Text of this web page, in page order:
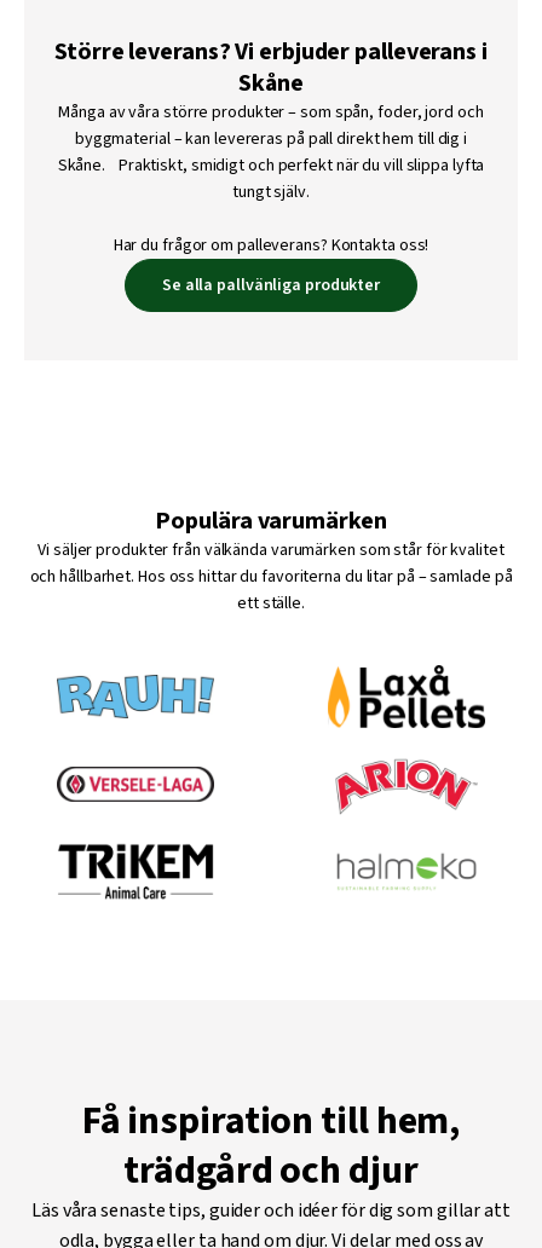
Större leverans? Vi erbjuder palleverans i
Skåne
Många av våra större produkter – som spån, foder, jord och
byggmaterial – kan levereras på pall direkt hem till dig i
Skåne. Praktiskt, smidigt och perfekt när du vill slippa lyfta
tungt själv.
Har du frågor om palleverans? Kontakta oss!
Se alla pallvänliga produkter
Populära varumärken
Vi säljer produkter från välkända varumärken som står för kvalitet
och hållbarhet. Hos oss hittar du favoriterna du litar på – samlade på
ett ställe.
Få inspiration till hem,
trädgård och djur
Läs våra senaste tips, guider och idéer för dig som gillar att
odla, bygga eller ta hand om djur. Vi delar med oss av